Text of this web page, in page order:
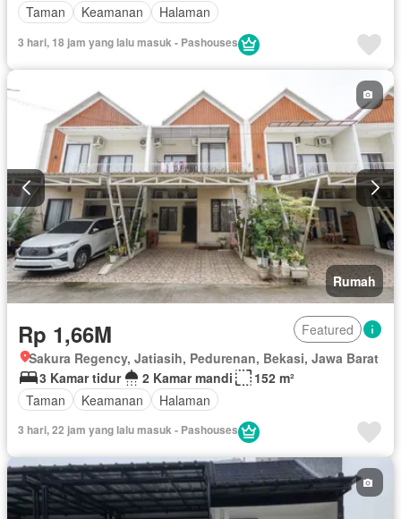
Taman
Keamanan Halaman
3 hari, 18 jam yang lalu masuk - Pashouses
Rumah
Rp 1,66M
Featured
Sakura Regency, Jatiasih, Pedurenan, Bekasi, Jawa Barat
3 Kamar tidur
2 Kamar mandi
152 m²
Taman
Keamanan Halaman
3 hari, 22 jam yang lalu masuk - Pashouses